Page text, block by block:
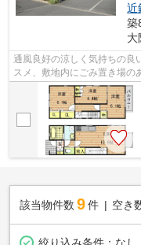
近
築
大
通風良好の涼しく気持ちの良
スメ、敷地内にごみ置き場の
高ニーズな2018年築の物件で
該当物件数 9件 空き